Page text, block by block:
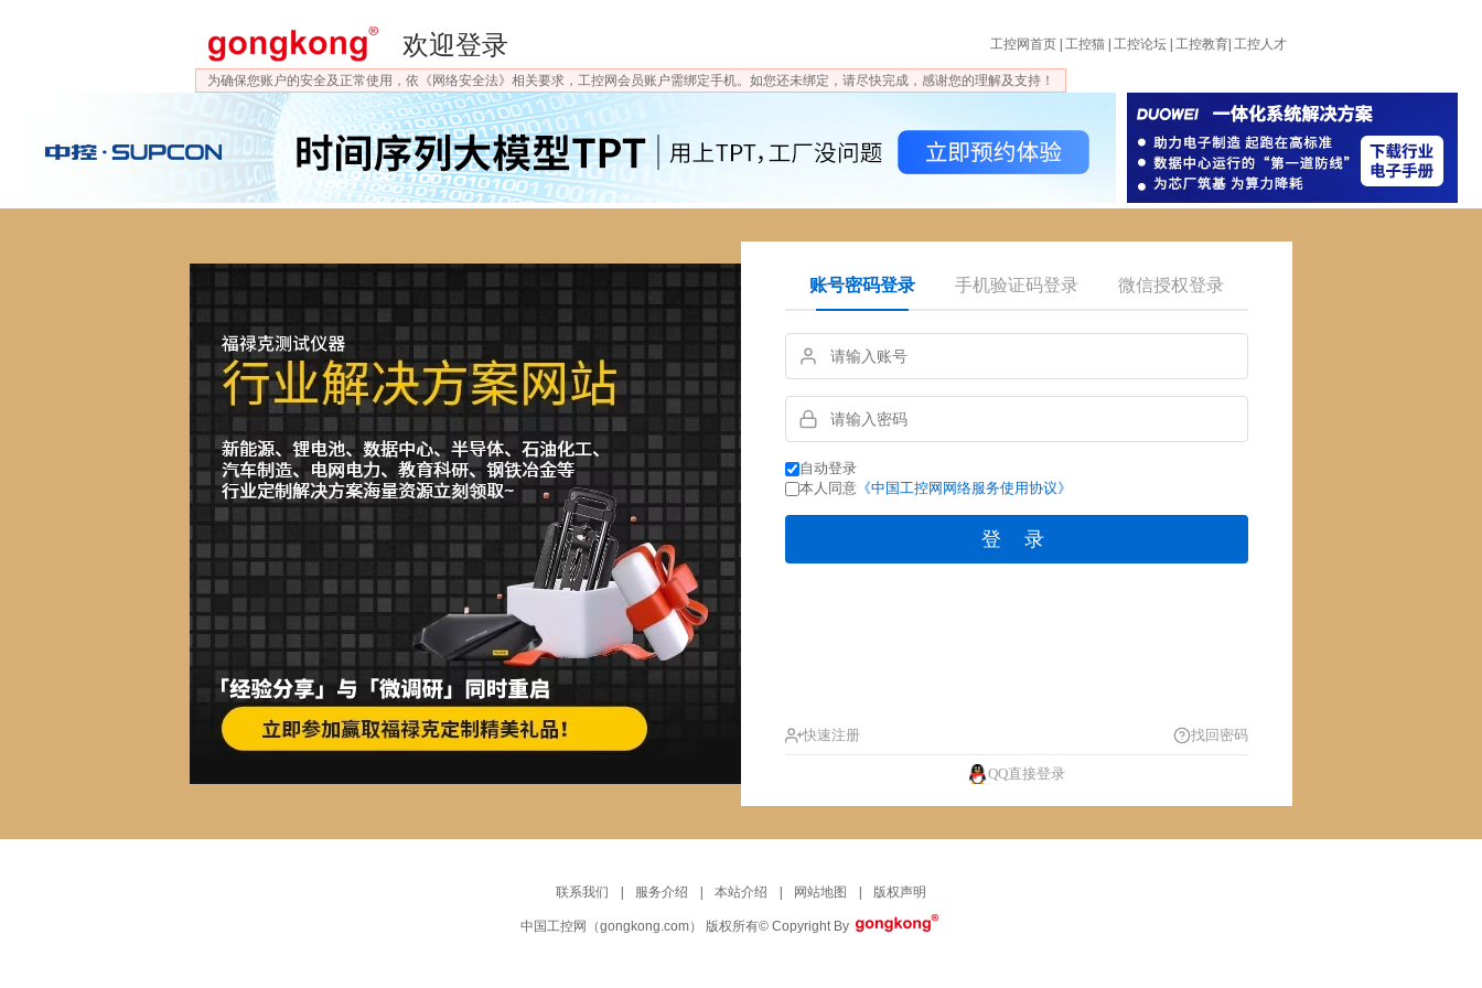
欢迎登录 工控网首页 工控猫 工控论坛 工控教育 工控人才
为确保您账户的安全及正常使用，依《网络安全法》相关要求，工控网会员账户需绑定手机。如您还未绑定，请尽快完成，感谢您的理解及支持！
账号密码登录 手机验证码登录 微信授权登录
自动登录
本人同意 《中国工控网网络服务使用协议》
登 录
快速注册 找回密码
QQ直接登录
联系我们 服务介绍 本站介绍 网站地图 版权声明
中国工控网 （gongkong.com） 版权所有© Copyright By